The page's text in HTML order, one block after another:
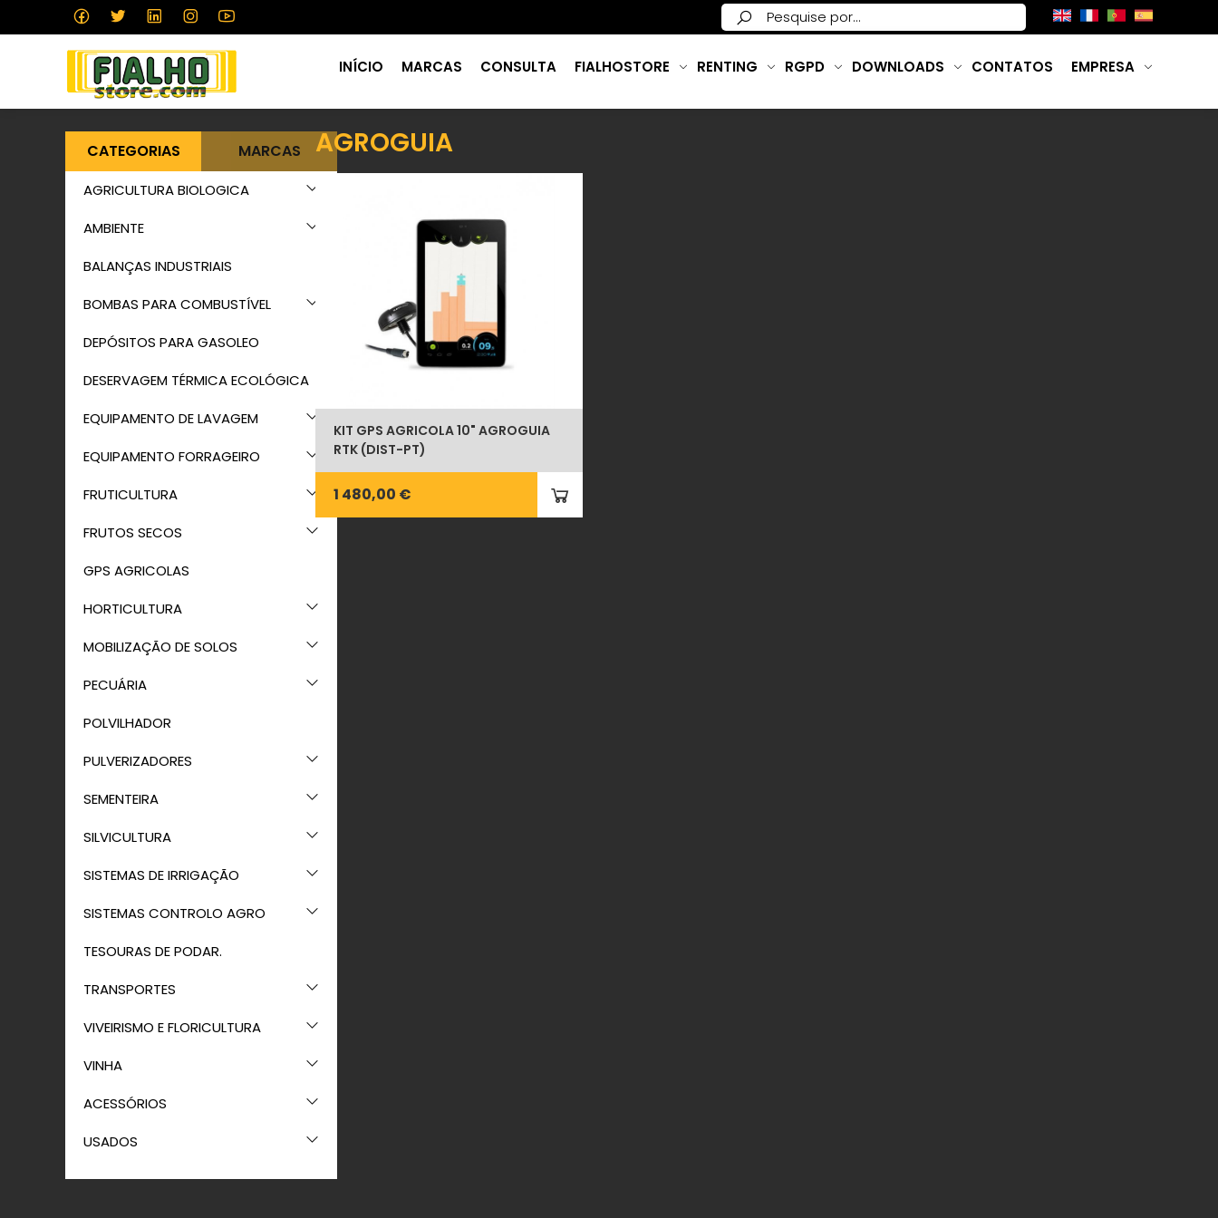
INÍCIO MARCAS CONSULTA FIALHOSTORE RENTING RGPD DOWNLOADS CONTATOS EMPRESA
CATEGORIAS MARCAS
AGRICULTURA BIOLOGICA
AMBIENTE
BALANÇAS INDUSTRIAIS
BOMBAS PARA COMBUSTÍVEL
DEPÓSITOS PARA GASOLEO
DESERVAGEM TÉRMICA ECOLÓGICA
EQUIPAMENTO DE LAVAGEM
EQUIPAMENTO FORRAGEIRO
FRUTICULTURA
FRUTOS SECOS
GPS AGRICOLAS
HORTICULTURA
MOBILIZAÇÃO DE SOLOS
PECUÁRIA
POLVILHADOR
PULVERIZADORES
SEMENTEIRA
SILVICULTURA
SISTEMAS DE IRRIGAÇÃO
SISTEMAS CONTROLO AGRO
TESOURAS DE PODAR.
TRANSPORTES
VIVEIRISMO E FLORICULTURA
VINHA
ACESSÓRIOS
USADOS
AGROGUIA
KIT GPS AGRICOLA 10" AGROGUIA
RTK (DIST-PT)
1 480,00 €